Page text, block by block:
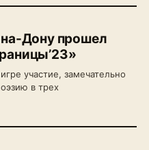
Дону прошел
участие, замечательно
в трех